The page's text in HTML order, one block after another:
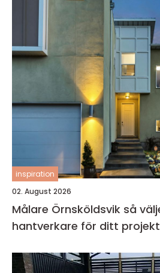
inspiration
02. August 2026
Målare Örnsköldsvik så väljer du rätt
hantverkare för ditt projekt